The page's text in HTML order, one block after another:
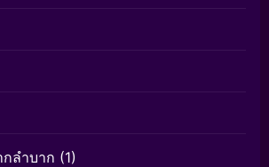
ลำบาก (1)